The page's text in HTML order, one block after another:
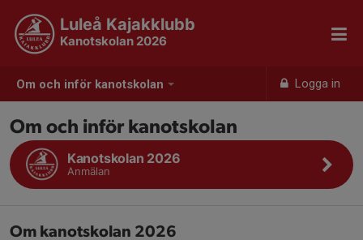
Om och inför kanotskolan Logga in
Luleå Kajakklubb
Kanotskolan 2026
Om och inför kanotskolan
Kanotskolan 2026
Anmälan
Om kanotskolan 2026